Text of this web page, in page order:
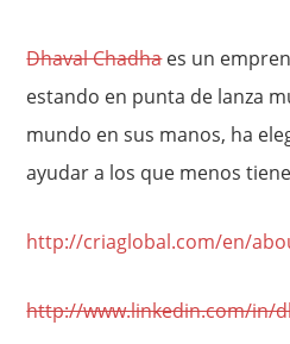
Dhaval Chadhaes un
estando en punta de lanza
mundo en sus manos, ha
ayudar a los que menos
http://criaglobal.com/en/
http://www.linkedin.com/in/